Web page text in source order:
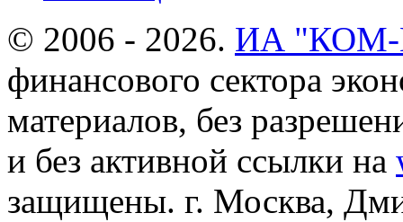
© 2006 - 2026. ИА
финансового сектора
материалов, без
и без активной ссылки на
защищены. г. Москва,